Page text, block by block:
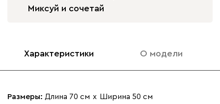
Миксуй и сочетай
Характеристики О модели
Размеры: Длина 70 см х Ширина 50 см